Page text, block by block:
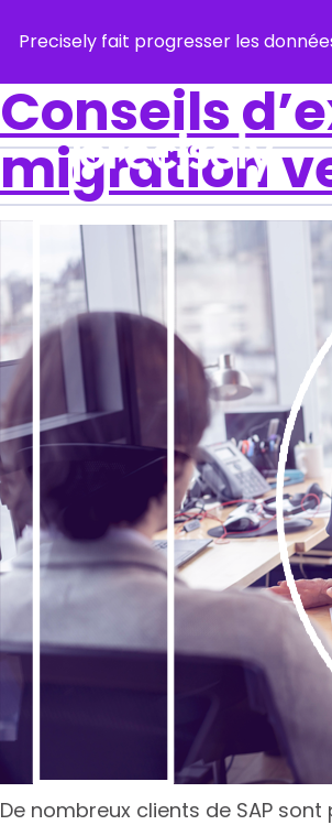
Precisely fait progresser les
Conseils
migration
De nombreux clients de SAP